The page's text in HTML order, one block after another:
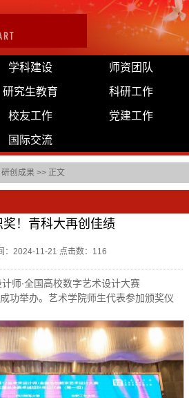
学科建设 师资团队
研究生教育 科研工作
校友工作 党建工作
国际交流
研创成果 >> 正文
奖！青科大再创佳绩
：2024-11-21 点击数： 116
师∙全国高校数字艺术设计大赛
功举办。艺术学院师生代表参加颁奖仪